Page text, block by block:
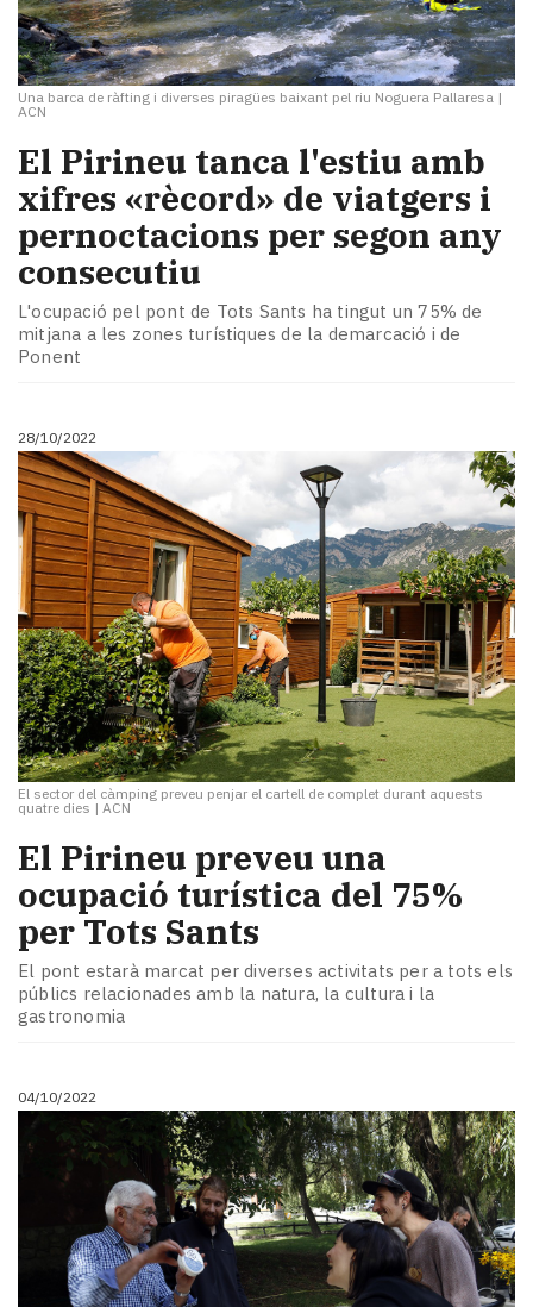
Una barca de ràfting i diverses piragües baixant pel riu Noguera Pallaresa |
ACN
El Pirineu tanca l'estiu amb
xifres «rècord» de viatgers i
pernoctacions per segon any
consecutiu
L'ocupació pel pont de Tots Sants ha tingut un 75% de
mitjana a les zones turístiques de la demarcació i de
Ponent
28/10/2022
El sector del càmping preveu penjar el cartell de complet durant aquests
quatre dies | ACN
El Pirineu preveu una
ocupació turística del 75%
per Tots Sants
El pont estarà marcat per diverses activitats per a tots els
públics relacionades amb la natura, la cultura i la
gastronomia
04/10/2022